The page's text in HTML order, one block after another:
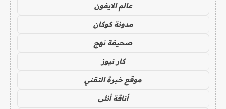
عالم الايفون
مدونة كوكان
صحيفة نهج
كار نيوز
موقع خبرة التقني
أناقة أنثى